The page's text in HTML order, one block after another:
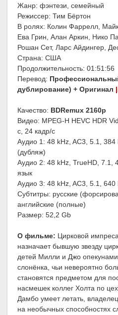
Жанр: фэнтези, семейный
Режиссер: Тим Бёртон
В ролях: Колин Фаррелл,
Ева Грин, Алан Аркин, Нико
Рошан Сет, Ларс Айдингер,
Страна: США
Продолжительность: 01:51:56
Перевод:
дублирование) + Оригинал
Качество: BDRemux 2160p
Видео: MPEG-H HEVC HDR
с, 24 кадр/с
Аудио 1: 48 kHz, AC3, 5.1, 384
(дубляж)
Аудио 2: 48 kHz, TrueHD, 7.1,
язык
Аудио 3: 48 kHz, AC3, 5.1, 640
Субтитры: русские
английские (полные)
Размер: 52,2 Gb
О фильме: Цирковой
назначает бывшую звезду
детей Милли и Джо
слонёнка, чьи невероятно
становятся предметом для
насмешек коллег Холта по
Дамбо умеет летать,
на необычных способностях